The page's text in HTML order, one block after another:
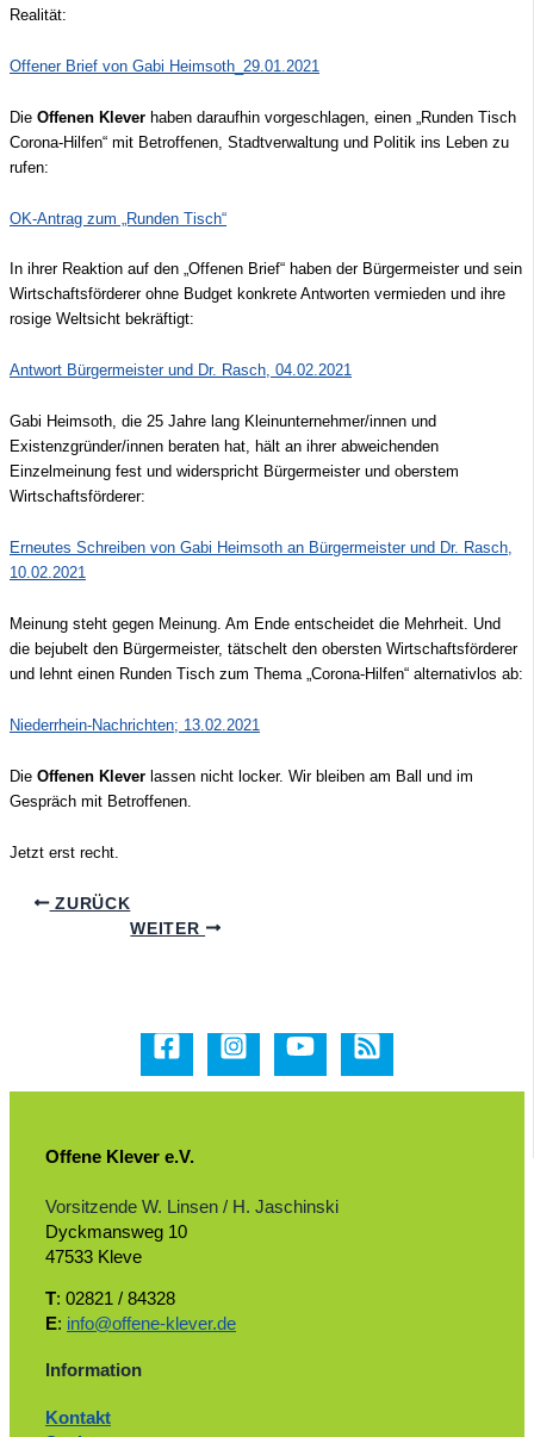
Realität:
Offener Brief von Gabi Heimsoth_29.01.2021
Die Offenen Klever haben daraufhin vorgeschlagen, einen „Runden Tisch
Corona-Hilfen“ mit Betroffenen, Stadtverwaltung und Politik ins Leben zu
rufen:
OK-Antrag zum „Runden Tisch“
In ihrer Reaktion auf den „Offenen Brief“ haben der Bürgermeister und sein
Wirtschaftsförderer ohne Budget konkrete Antworten vermieden und ihre
rosige Weltsicht bekräftigt:
Antwort Bürgermeister und Dr. Rasch, 04.02.2021
Gabi Heimsoth, die 25 Jahre lang Kleinunternehmer/innen und
Existenzgründer/innen beraten hat, hält an ihrer abweichenden
Einzelmeinung fest und widerspricht Bürgermeister und oberstem
Wirtschaftsförderer:
Erneutes Schreiben von Gabi Heimsoth an Bürgermeister und Dr. Rasch,
10.02.2021
Meinung steht gegen Meinung. Am Ende entscheidet die Mehrheit. Und
die bejubelt den Bürgermeister, tätschelt den obersten Wirtschaftsförderer
und lehnt einen Runden Tisch zum Thema „Corona-Hilfen“ alternativlos ab:
Niederrhein-Nachrichten; 13.02.2021
Die Offenen Klever lassen nicht locker. Wir bleiben am Ball und im
Gespräch mit Betroffenen.
Jetzt erst recht.
ZURÜCK
WEITER
Offene Klever e.V.
Vorsitzende W. Linsen / H. Jaschinski
Dyckmansweg 10
47533 Kleve
T: 02821 / 84328
E: info@offene-klever.de
Information
Kontakt